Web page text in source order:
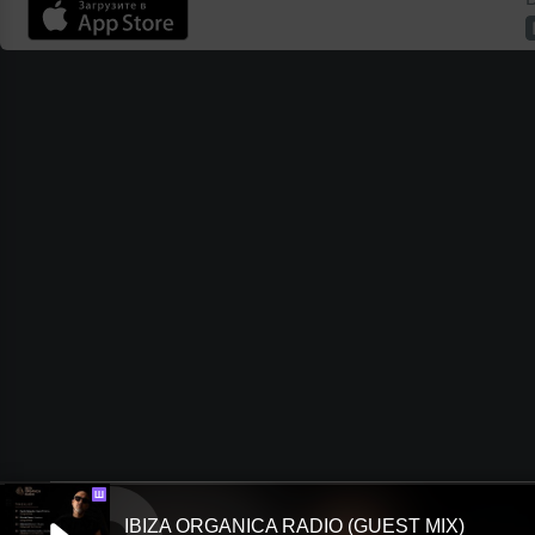
Ш
IBIZA ORGANICA RADIO (GUEST MIX)